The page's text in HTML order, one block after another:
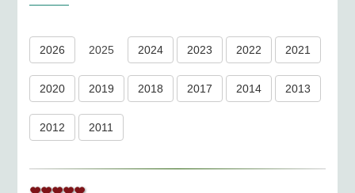
2026 2025 2024 2023 2022 2021
2020 2019 2018 2017 2014 2013
2012 2011